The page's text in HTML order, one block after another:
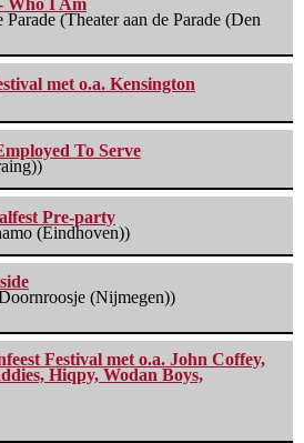
Who I Am
Parade (Theater aan de Parade (Den
met o.a. Kensington
To Serve
Pre-party
(Eindhoven))
(Nijmegen))
Festival met o.a. John Coffey,
Hiqpy, Wodan Boys,